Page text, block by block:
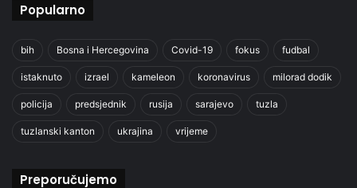
Popularno
bih Bosna i Hercegovina Covid-19 fokus fudbal
istaknuto izrael kameleon koronavirus milorad dodik
policija predsjednik rusija sarajevo tuzla
tuzlanski kanton ukrajina vrijeme
Preporučujemo